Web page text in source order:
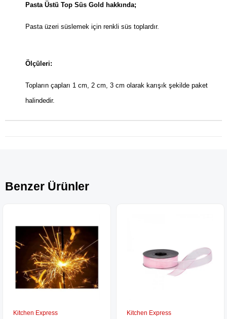
Pasta Üstü Top Süs Gold hakkında;
Pasta üzeri süslemek için renkli süs toplardır.
Ölçüleri:
Topların çapları 1 cm, 2 cm, 3 cm olarak karışık şekilde paket
halindedir.
Benzer Ürünler
Kitchen Express Kitchen Express